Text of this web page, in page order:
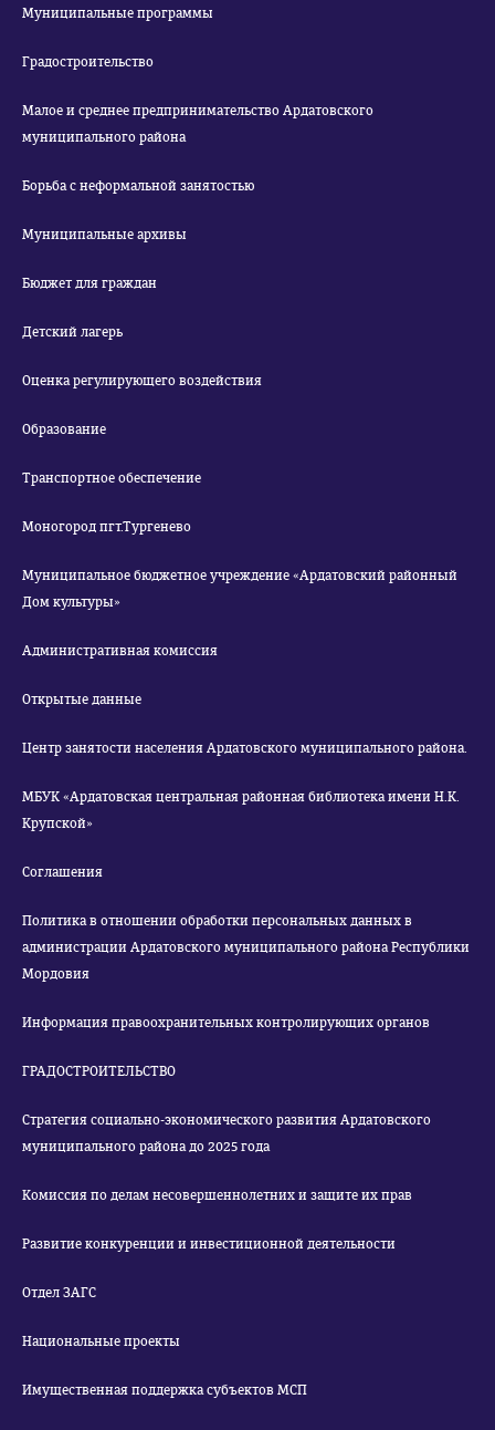
Муниципальные программы
Градостроительство
Малое и среднее предпринимательство Ардатовского
муниципального района
Борьба с неформальной занятостью
Муниципальные архивы
Бюджет для граждан
Детский лагерь
Оценка регулирующего воздействия
Образование
Транспортное обеспечение
Моногород пгт.Тургенево
Муниципальное бюджетное учреждение «Ардатовский районный
Дом культуры»
Административная комиссия
Открытые данные
Центр занятости населения Ардатовского муниципального района.
МБУК «Ардатовская центральная районная библиотека имени Н.К.
Крупской»
Соглашения
Политика в отношении обработки персональных данных в
администрации Ардатовского муниципального района Республики
Мордовия
Информация правоохранительных контролирующих органов
ГРАДОСТРОИТЕЛЬСТВО
Стратегия социально-экономического развития Ардатовского
муниципального района до 2025 года
Комиссия по делам несовершеннолетних и защите их прав
Развитие конкуренции и инвестиционной деятельности
Отдел ЗАГС
Национальные проекты
Имущественная поддержка субъектов МСП